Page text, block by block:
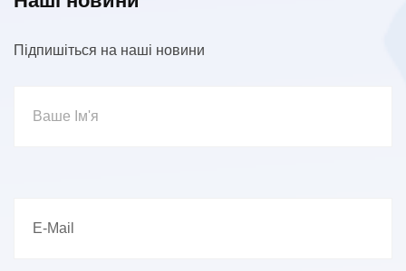
Підпишіться на наші новини